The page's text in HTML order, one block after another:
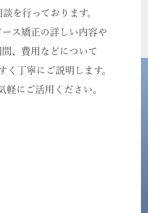
を行っております。
ス矯正の詳しい内容や
間、費用などについて
く丁寧にご説明します。
軽にご活用ください。